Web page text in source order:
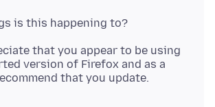
that you appear to be using
version of Firefox and as a